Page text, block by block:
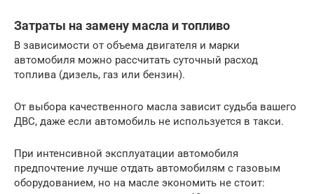
Затраты на замену масла и топливо
В зависимости от объема двигателя и марки
автомобиля можно рассчитать суточный расход
топлива (дизель, газ или бензин).
От выбора качественного масла зависит судьба вашего
ДВС, даже если автомобиль не используется в такси.
При интенсивной эксплуатации автомобиля
предпочтение лучше отдать автомобилям с газовым
оборудованием, но на масле экономить не стоит: